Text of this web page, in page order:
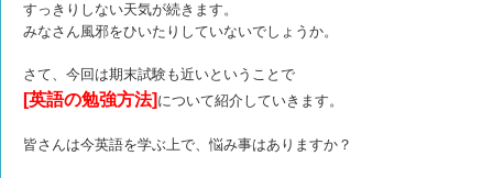
すっきりしない天気が続きます。
みなさん風邪をひいたりしていないでしょうか。
さて、今回は期末試験も近いということで
[英語の勉強方法] について紹介していきます。
皆さんは今英語を学ぶ上で、悩み事はありますか？